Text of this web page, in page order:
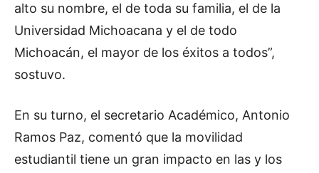
alto su nombre, el de toda su familia, el de la
Universidad Michoacana y el de todo
Michoacán, el mayor de los éxitos a todos”,
sostuvo.
En su turno, el secretario Académico, Antonio
Ramos Paz, comentó que la movilidad
estudiantil tiene un gran impacto en las y los